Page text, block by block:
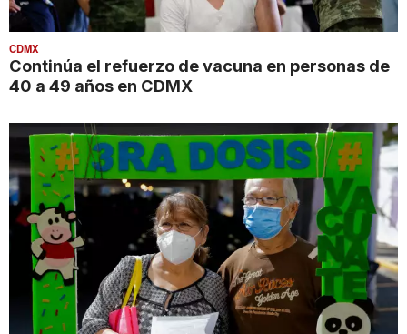
CDMX
Continúa el refuerzo de vacuna en personas de
40 a 49 años en CDMX